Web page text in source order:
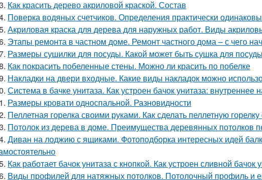
Как красить дерево акриловой краской. Состав
Поверка водяных счетчиков. Определения практически
Акриловая краска для дерева для наружных работ. Виды
Этапы ремонта в частном доме. Ремонт частного дома – с чего
Размеры сушилки для посуды. Какой может быть сушка для посуды
Как покрасить побеленные стены. Можно ли красить по побелке
Накладки на двери входные. Какие виды накладок можно
Система в бачке унитаза. Как устроен бачок унитаза: внутреннее
Размеры кровати односпальной. Разновидности
Пеллетная горелка своими руками. Как сделать пеллетную
Потолок из дерева в доме. Преимущества деревянных потолков
Диван на лоджию с ящиками. Фотоподборка интересных идей
Как работает бачок унитаза с кнопкой. Как устроен сливной бачок
Виды профилей для натяжных потолков. Потолочный профиль и